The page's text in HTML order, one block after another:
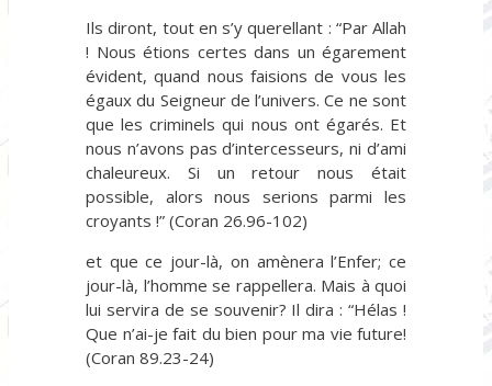
Ils diront, tout en s’y querellant : “Par Allah
! Nous étions certes dans un égarement
évident, quand nous faisions de vous les
égaux du Seigneur de l’univers. Ce ne sont
que les criminels qui nous ont égarés. Et
nous n’avons pas d’intercesseurs, ni d’ami
chaleureux. Si un retour nous était
possible, alors nous serions parmi les
croyants !” (Coran 26.96-102)
et que ce jour-là, on amènera l’Enfer; ce
jour-là, l’homme se rappellera. Mais à quoi
lui servira de se souvenir? Il dira : “Hélas !
Que n’ai-je fait du bien pour ma vie future!
(Coran 89.23-24)